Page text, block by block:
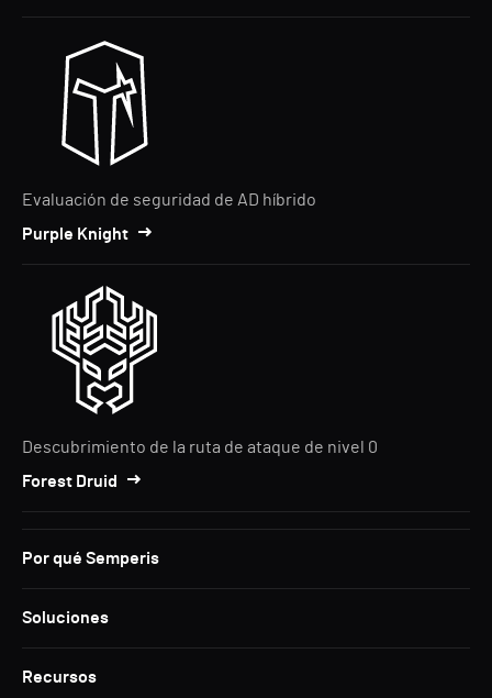
Evaluación de seguridad de AD híbrido
Purple Knight
Descubrimiento de la ruta de ataque de nivel 0
Forest Druid
Por qué Semperis
Soluciones
Recursos